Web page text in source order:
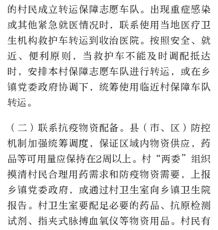
的村民成立转运保障志愿车队。出现重症感染
或其他紧急就医情况时，联系使用当地医疗卫
生机构救护车转运到收治医院。按照安全、就
近、便利原则，当救护车不能及时调配抵达
时，安排本村保障志愿车队进行转运，或在乡
镇党委政府协调下，统筹使用临近村保障车队
转运。
（二）联系抗疫物资配备。县（市、区）防控
机制加强统筹调度，保证区域内物资供应，药
品等可用量应保持在2周以上。村“两委”组织
摸清村民合理用药需求和防疫物资需要，上报
乡镇党委政府，或通过村卫生室向乡镇卫生院
报告。村卫生室要配足必要的药品、抗原检测
试剂、指夹式脉搏血氧仪等物资用品。村民有